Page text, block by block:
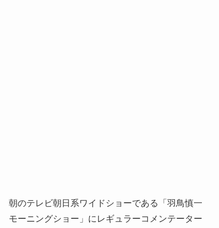
朝のテレビ朝日系ワイドショーである「羽鳥慎一
モーニングショー」にレギュラーコメンテーター